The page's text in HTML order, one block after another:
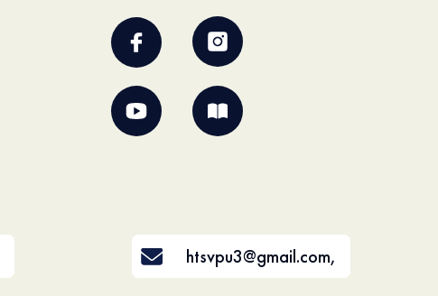
htsvpu3@gmail.com,